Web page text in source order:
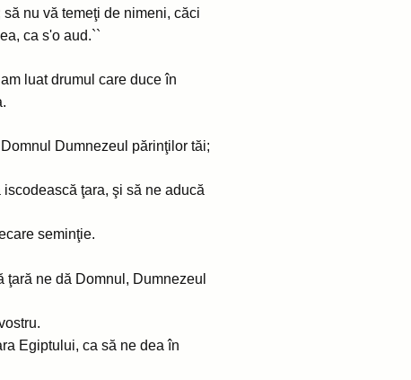
nu vă temeţi de nimeni, căci
ca s'o aud.``
luat drumul care duce în
Dumnezeul părinţilor tăi;
ţara, şi să ne aducă
seminţie.
ne dă Domnul, Dumnezeul
Egiptului, ca să ne dea în